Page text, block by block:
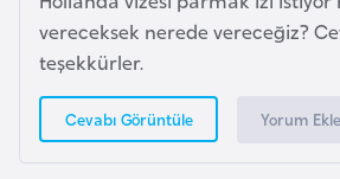
vereceksek nerede vereceğiz?
teşekkürler.
Cevabı Görüntüle Yorum Ekle
i
l
d